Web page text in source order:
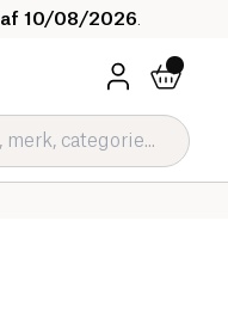
10/08/2026